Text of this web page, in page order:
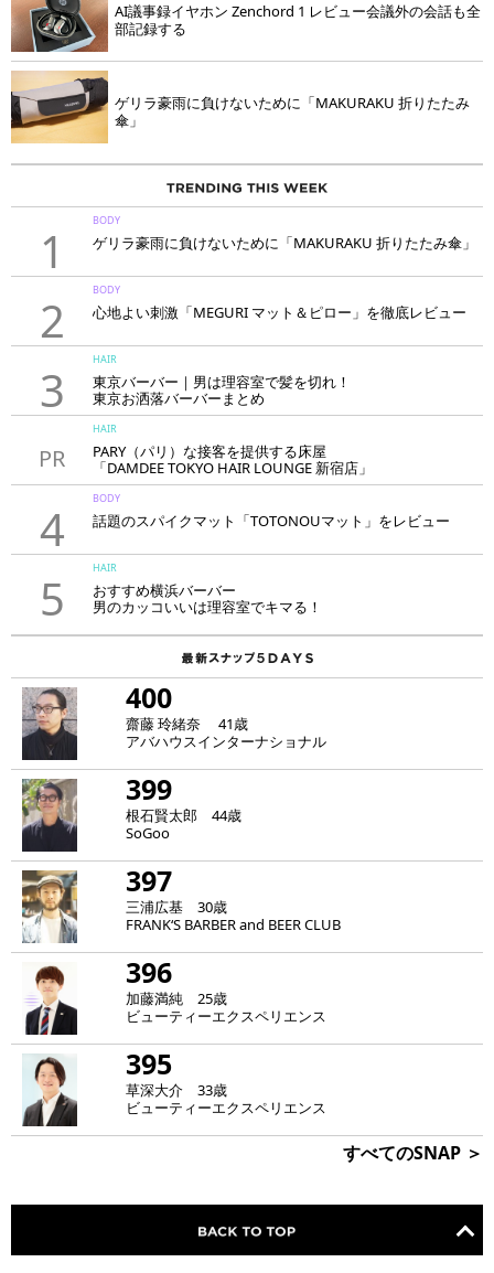
AI議事録イヤホン Zenchord 1 レビュー会議外の会話も全
部記録する
ゲリラ豪雨に負けないために「MAKURAKU 折りたたみ
傘」
1
BODY
ゲリラ豪雨に負けないために「MAKURAKU 折りたたみ傘」
2
BODY
心地よい刺激「MEGURI マット＆ピロー」を徹底レビュー
3
HAIR
東京バーバー｜男は理容室で髪を切れ！
東京お洒落バーバーまとめ
PR
HAIR
PARY（パリ）な接客を提供する床屋
「DAMDEE TOKYO HAIR LOUNGE 新宿店」
4
BODY
話題のスパイクマット「TOTONOUマット」をレビュー
5
HAIR
おすすめ横浜バーバー
男のカッコいいは理容室でキマる！
400
齋藤 玲緒奈 41歳
アバハウスインターナショナル
399
根石賢太郎 44歳
SoGoo
397
三浦広基 30歳
FRANK‘S BARBER and BEER CLUB
396
加藤満純 25歳
ビューティーエクスペリエンス
395
草深大介 33歳
ビューティーエクスペリエンス
すべてのSNAP ＞